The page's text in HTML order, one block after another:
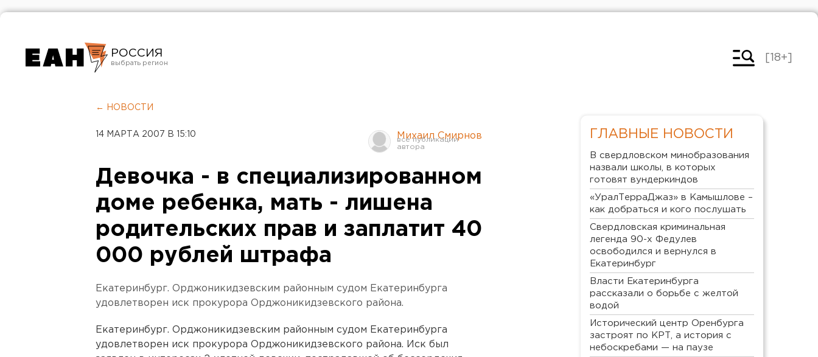
РОССИЯ
Челябинск
[18+]
← НОВОСТИ
14 МАРТА 2007 В 15:10 Михаил Смирнов
Девочка - в специализированном
доме ребенка, мать - лишена
родительских прав и заплатит 40
000 рублей штрафа
Екатеринбург. Орджоникидзевским районным судом Екатеринбурга
удовлетворен иск прокурора Орджоникидзевского района.
Екатеринбург. Орджоникидзевским районным судом Екатеринбурга
удовлетворен иск прокурора Орджоникидзевского района. Иск был
ГЛАВНЫЕ НОВОСТИ
В свердловском минобразования
назвали школы, в которых
готовят вундеркиндов
«УралТерраДжаз» в Камышлове –
как добраться и кого послушать
Свердловская криминальная
легенда 90-х Федулев
освободился и вернулся в
Екатеринбург
Власти Екатеринбурга
рассказали о борьбе с желтой
водой
Исторический центр Оренбурга
застроят по КРТ, а история с
небоскребами — на паузе